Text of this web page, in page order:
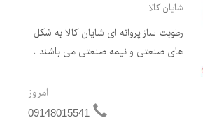
شایان کالا
رطوبت ساز پروانه ای شایان کالا به شکل
های صنعتی و نیمه صنعتی می باشند ،
سالن های پرورش قارچ ، مرغ داری ،
گلخانه ای وسایر سالن هایی را که رطوبت
امروز
09148015541